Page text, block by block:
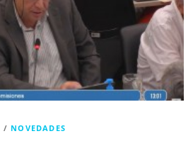
/ NOVEDADES